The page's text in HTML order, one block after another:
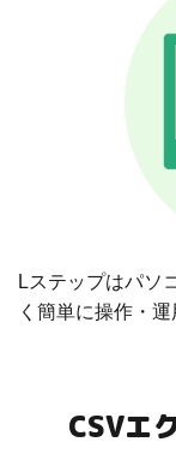
Lステップはパソ
く簡単に操作・運
CSVエ